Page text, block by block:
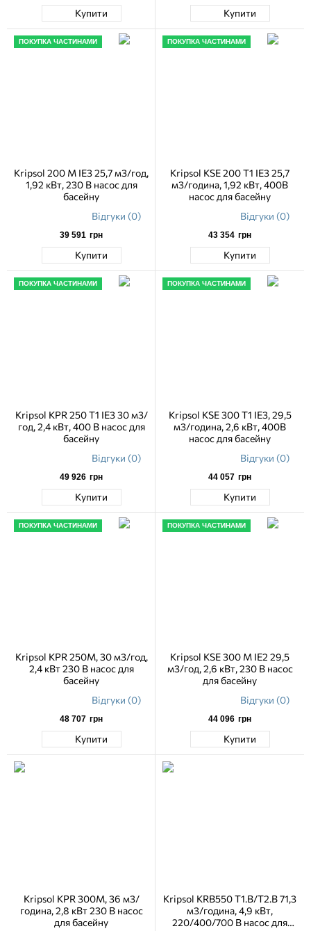
Купити Купити
ПОКУПКА ЧАСТИНАМИ
Kripsol 200 M IE3 25,7 м3/год,
1,92 кВт, 230 В насос для
басейну
Відгуки (0)
39 591 грн
Купити
ПОКУПКА ЧАСТИНАМИ
Kripsol KSE 200 T1 IE3 25,7
м3/година, 1,92 кВт, 400В
насос для басейну
Відгуки (0)
43 354 грн
Купити
ПОКУПКА ЧАСТИНАМИ
Kripsol KPR 250 T1 IE3 30 м3/
год, 2,4 кВт, 400 В насос для
басейну
Відгуки (0)
49 926 грн
Купити
ПОКУПКА ЧАСТИНАМИ
Kripsol KSE 300 Т1 IE3, 29,5
м3/година, 2,6 кВт, 400В
насос для басейну
Відгуки (0)
44 057 грн
Купити
ПОКУПКА ЧАСТИНАМИ
Kripsol KPR 250M, 30 м3/год,
2,4 кВт 230 В насос для
басейну
Відгуки (0)
48 707 грн
Купити
ПОКУПКА ЧАСТИНАМИ
Kripsol KSE 300 M IE2 29,5
м3/год, 2,6 кВт, 230 В насос
для басейну
Відгуки (0)
44 096 грн
Купити
Kripsol KPR 300M, 36 м3/
година, 2,8 кВт 230 В насос
для басейну
Kripsol KRB550 T1.B/T2.B 71,3
м3/година, 4,9 кВт,
220/400/700 В насос для